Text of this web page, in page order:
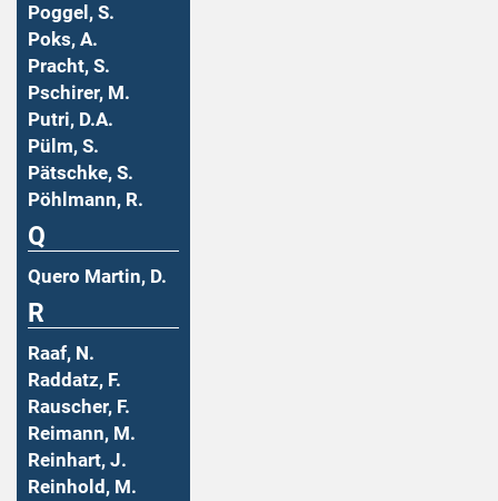
Poggel, S.
Poks, A.
Pracht, S.
Pschirer, M.
Putri, D.A.
Pülm, S.
Pätschke, S.
Pöhlmann, R.
Q
Quero Martin, D.
R
Raaf, N.
Raddatz, F.
Rauscher, F.
Reimann, M.
Reinhart, J.
Reinhold, M.